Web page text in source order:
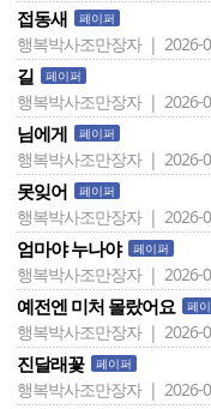
접동새 페이퍼
행복박사조만장자 | 2026-
길 페이퍼
행복박사조만장자 | 2026-
님에게 페이퍼
행복박사조만장자 | 2026-
못잊어 페이퍼
행복박사조만장자 | 2026-
엄마야 누나야 페이퍼
행복박사조만장자 | 2026-
예전엔 미처 몰랐어요 페
행복박사조만장자 | 2026-
진달래꽃 페이퍼
행복박사조만장자 | 2026-